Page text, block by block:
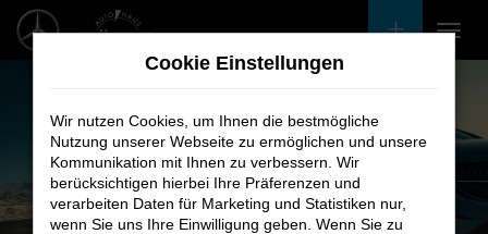
Zum
Cookie Einstellungen
Wir nutzen Cookies, um Ihnen die bestmögliche
Nutzung unserer Webseite zu ermöglichen und unsere
Kommunikation mit Ihnen zu verbessern. Wir
berücksichtigen hierbei Ihre Präferenzen und
verarbeiten Daten für Marketing und Statistiken nur,
wenn Sie uns Ihre Einwilligung geben. Wenn Sie zu